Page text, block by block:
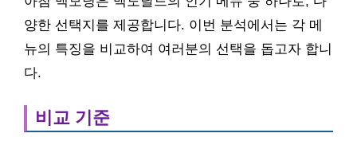
양한 선택지를 제공합니다. 이번 분석에서는 각 메
뉴의 특징을 비교하여 여러분의 선택을 돕고자 합니
다.
비교 기준